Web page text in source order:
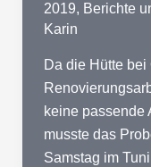
2019, Berichte
Karin
Da die Hütte
keine passende
musste das
Samstag im